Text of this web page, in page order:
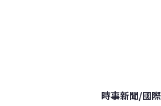
時事新聞/國